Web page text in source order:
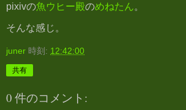
pixivの魚ウヒー殿のめねたん。
そんな感じ。
juner 時刻: 12:42:00
共有
0 件のコメント: